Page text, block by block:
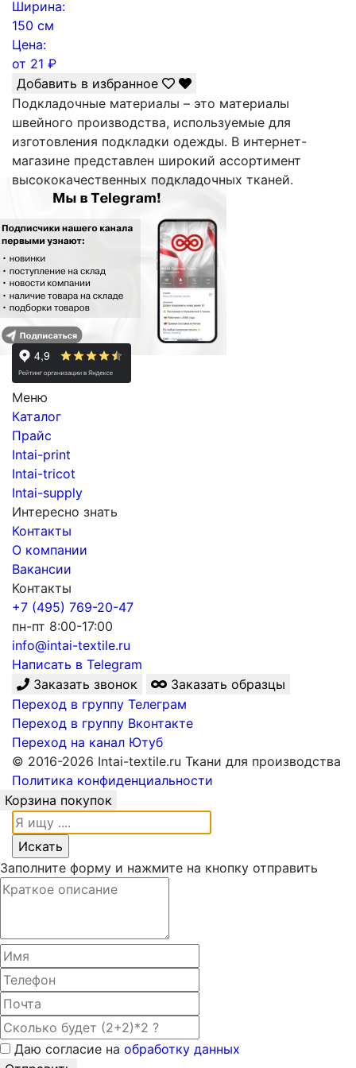
Ширина:
150 см
Цена:
от 21 ₽
Добавить в избранное
Подкладочные материалы – это материалы
швейного производства, используемые для
изготовления подкладки одежды. В интернет-
магазине представлен широкий ассортимент
высококачественных подкладочных тканей.
Меню
Каталог
Прайс
Intai-print
Intai-tricot
Intai-supply
Интересно знать
Контакты
О компании
Вакансии
Контакты
+7 (495) 769-20-47
пн-пт 8:00-17:00
info@intai-textile.ru
Написать в Telegram
Заказать звонок
Заказать образцы
Переход в группу Телеграм
Переход в группу Вконтакте
Переход на канал Ютуб
© 2016-2026 Intai-textile.ru Ткани для производства
Политика конфиденциальности
Корзина покупок
Заполните форму и нажмите на кнопку отправить
Даю согласие на обработку данных